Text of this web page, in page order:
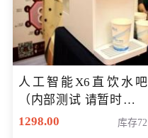
人工智能X6直饮水吧
（内部测试 请暂时不要
购买）
1298.00 库存72